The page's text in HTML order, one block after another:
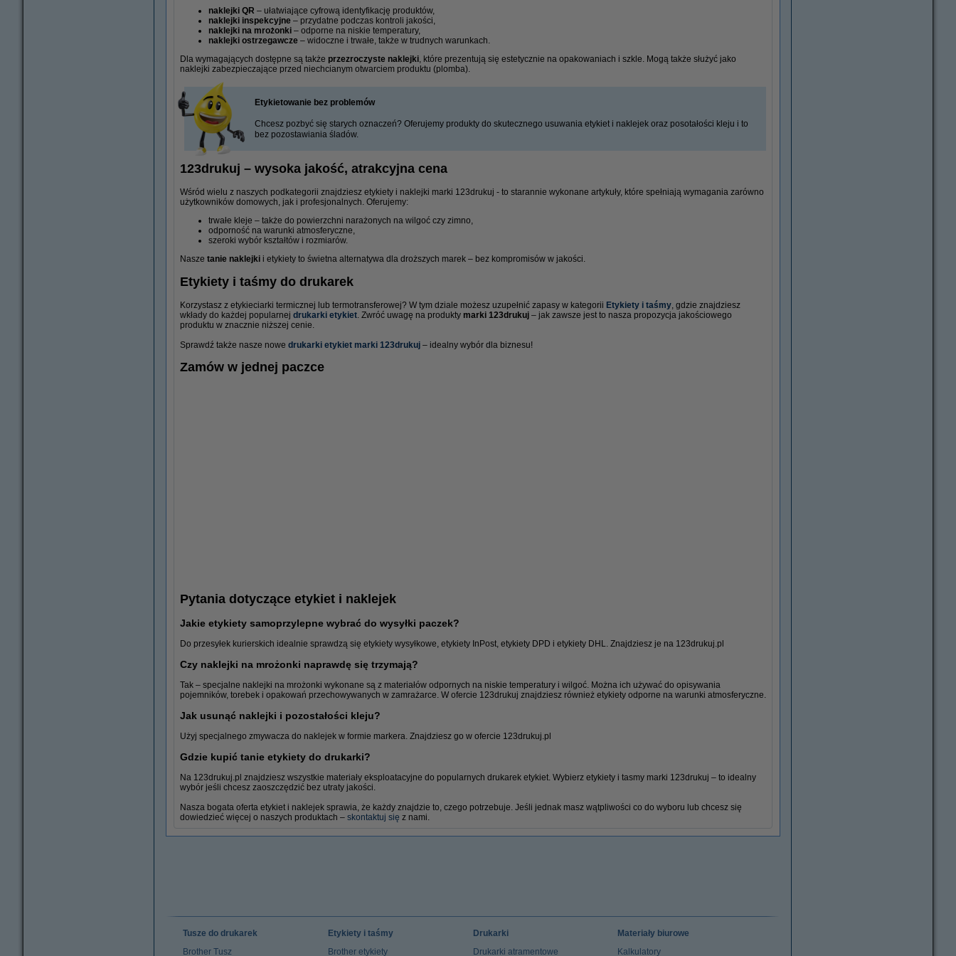
naklejki QR – ułatwiające cyfrową identyfikację produktów,
naklejki inspekcyjne – przydatne podczas kontroli jakości,
naklejki na mrożonki – odporne na niskie temperatury,
naklejki ostrzegawcze – widoczne i trwałe, także w trudnych warunkach.
Dla wymagających dostępne są także przezroczyste naklejki , które prezentują się estetycznie na opakowaniach i szkle. Mogą także służyć jako
naklejki zabezpieczające przed niechcianym otwarciem produktu (plomba).
Etykietowanie bez problemów
Chcesz pozbyć się starych oznaczeń? Oferujemy produkty do skutecznego usuwania etykiet i naklejek oraz posotałości kleju i to
bez pozostawiania śladów.
123drukuj – wysoka jakość, atrakcyjna cena
Wśród wielu z naszych podkategorii znajdziesz etykiety i naklejki marki 123drukuj - to starannie wykonane artykuły, które spełniają wymagania zarówno
użytkowników domowych, jak i profesjonalnych. Oferujemy:
trwałe kleje – także do powierzchni narażonych na wilgoć czy zimno,
odporność na warunki atmosferyczne,
szeroki wybór kształtów i rozmiarów.
Nasze tanie naklejki i etykiety to świetna alternatywa dla droższych marek – bez kompromisów w jakości.
Etykiety i taśmy do drukarek
Korzystasz z etykieciarki termicznej lub termotransferowej? W tym dziale możesz uzupełnić zapasy w kategorii Etykiety i taśmy , gdzie znajdziesz
wkłady do każdej popularnej drukarki etykiet . Zwróć uwagę na produkty marki 123drukuj – jak zawsze jest to nasza propozycja jakościowego
produktu w znacznie niższej cenie.
Sprawdź także nasze nowe drukarki etykiet marki 123drukuj – idealny wybór dla biznesu!
Zamów w jednej paczce
Papier ksero
Pytania dotyczące etykiet i naklejek
Jakie etykiety samoprzylepne wybrać do wysyłki paczek?
Do przesyłek kurierskich idealnie sprawdzą się etykiety wysyłkowe, etykiety InPost, etykiety DPD i etykiety DHL. Znajdziesz je na 123drukuj.pl
Czy naklejki na mrożonki naprawdę się trzymają?
Tak – specjalne naklejki na mrożonki wykonane są z materiałów odpornych na niskie temperatury i wilgoć. Można ich używać do opisywania
pojemników, torebek i opakowań przechowywanych w zamrażarce. W ofercie 123drukuj znajdziesz również etykiety odporne na warunki atmosferyczne.
Jak usunąć naklejki i pozostałości kleju?
Użyj specjalnego zmywacza do naklejek w formie markera. Znajdziesz go w ofercie 123drukuj.pl
Gdzie kupić tanie etykiety do drukarki?
Na 123drukuj.pl znajdziesz wszystkie materiały eksploatacyjne do popularnych drukarek etykiet. Wybierz etykiety i tasmy marki 123drukuj – to idealny
wybór jeśli chcesz zaoszczędzić bez utraty jakości.
Nasza bogata oferta etykiet i naklejek sprawia, że każdy znajdzie to, czego potrzebuje. Jeśli jednak masz wątpliwości co do wyboru lub chcesz się
dowiedzieć więcej o naszych produktach – skontaktuj się z nami.
Tusze do drukarek
Brother Tusz
Etykiety i taśmy
Brother etykiety
Drukarki
Drukarki atramentowe
Materiały biurowe
Kalkulatory